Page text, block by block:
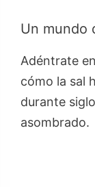
Un mundo
Adéntrate
cómo la sal
durante
asombrado.